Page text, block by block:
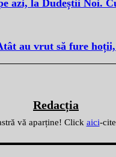
azi, la Dudeștii Noi.
au vrut să fure
Redacția
vă aparține! Click aici-